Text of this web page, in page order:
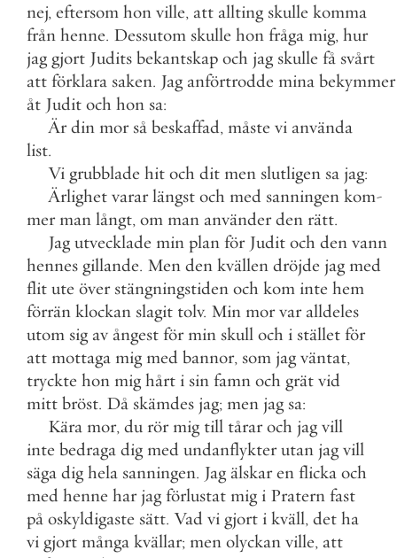
nej, eftersom hon ville, att allting skulle komma
från henne. Dessutom skulle hon fråga mig, hur
jag gjort Judits bekantskap och jag skulle få svårt
att förklara saken. Jag anförtrodde mina bekymmer
åt Judit och hon sa:
Är din mor så beskaffad, måste vi använda
list.
Vi grubblade hit och dit men slutligen sa jag:
Ärlighet varar längst och med sanningen kom-
mer man långt, om man använder den rätt.
Jag utvecklade min plan för Judit och den vann
hennes gillande. Men den kvällen dröjde jag med
flit ute över stängningstiden och kom inte hem
förrän klockan slagit tolv. Min mor var alldeles
utom sig av ångest för min skull och i stället för
att mottaga mig med bannor, som jag väntat,
tryckte hon mig hårt i sin famn och grät vid
mitt bröst. Då skämdes jag; men jag sa:
Kära mor, du rör mig till tårar och jag vill
inte bedraga dig med undanflykter utan jag vill
säga dig hela sanningen. Jag älskar en flicka och
med henne har jag förlustat mig i Pratern fast
på oskyldigaste sätt. Vad vi gjort i kväll, det ha
vi gjort många kvällar; men olyckan ville, att